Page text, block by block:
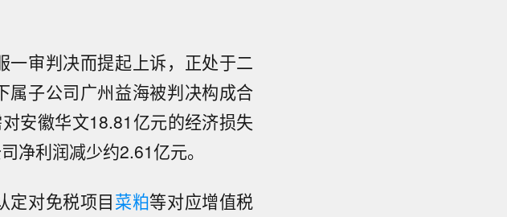
审判决而提起上诉，正处于二
属子公司广州益海被判决构成合
安徽华文18.81亿元的经济损失
净利润减少约2.61亿元。
定对免税项目菜粕等对应增值税